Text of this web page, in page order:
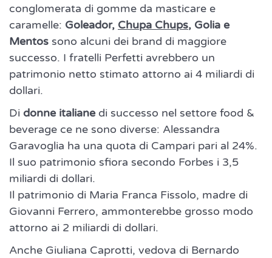
conglomerata di gomme da masticare e
caramelle: Goleador, Chupa Chups, Golia e
Mentos sono alcuni dei brand di maggiore
successo. I fratelli Perfetti avrebbero un
patrimonio netto stimato attorno ai 4 miliardi di
dollari.
Di donne italianedi successo nel settore food &
beverage ce ne sono diverse: Alessandra
Garavoglia ha una quota di Campari pari al 24%.
Il suo patrimonio sfiora secondo Forbes i 3,5
miliardi di dollari.
Il patrimonio di Maria Franca Fissolo, madre di
Giovanni Ferrero, ammonterebbe grosso modo
attorno ai 2 miliardi di dollari.
Anche Giuliana Caprotti, vedova di Bernardo